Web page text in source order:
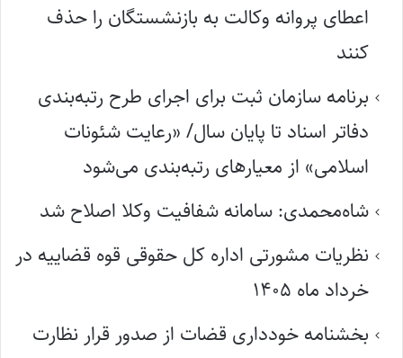
اعطای پروانه وکالت به بازنشستگان را حذف
کنند
برنامه سازمان ثبت برای اجرای طرح رتبه‌بندی
دفاتر اسناد تا پایان سال/ «رعایت شئونات
اسلامی» از معیارهای رتبه‌بندی می‌شود
شاه‌محمدی: سامانه شفافیت وکلا اصلاح شد
نظریات مشورتی اداره کل حقوقی قوه قضاییه در
خرداد ماه ۱۴۰۵
بخشنامه خودداری قضات از صدور قرار نظارت